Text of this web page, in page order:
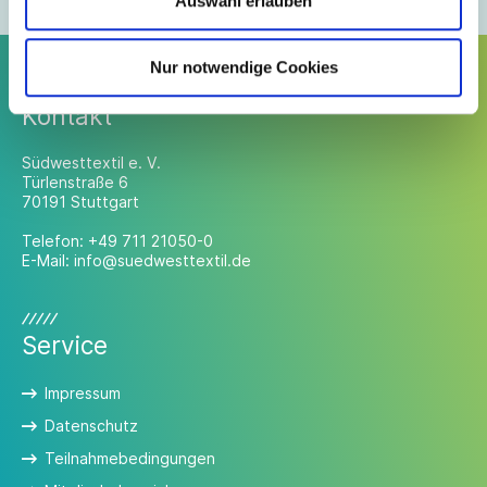
Nur notwendige Cookies
Kontakt
Südwesttextil e. V.
Türlenstraße 6
70191 Stuttgart
Telefon: +49 711 21050-0
E-Mail: info@suedwesttextil.de
Service
Impressum
Datenschutz
Teilnahmebedingungen